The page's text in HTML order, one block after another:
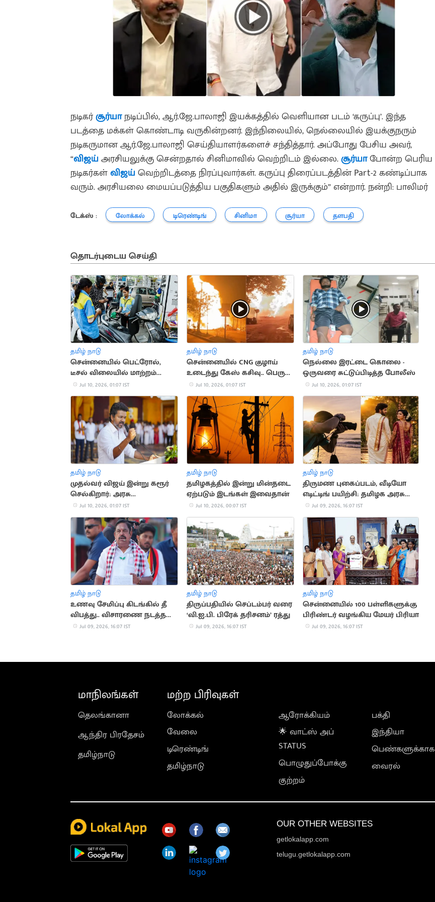
நடிகர்சூர்யாநடிப்பில், ஆர்.ஜே.பாலாஜி இயக்கத்தில் வெளியான படம் ‘கருப்பு’. இந்த
படத்தை மக்கள் கொண்டாடி வருகின்றனர். இந்நிலையில், நெல்லையில் இயக்குநரும்
நடிகருமான ஆர்.ஜே.பாலாஜி செய்தியாளர்களைச் சந்தித்தார். அப்போது பேசிய அவர்,
“விஜய்அரசியலுக்கு சென்றதால் சினிமாவில் வெற்றிடம் இல்லை.சூர்யாபோன்ற பெரிய
நடிகர்கள்விஜய்வெற்றிடத்தை நிரப்புவார்கள். கருப்பு திரைப்படத்தின் Part-2 கண்டிப்பாக
வரும். அரசியலை மையப்படுத்திய பகுதிகளும் அதில் இருக்கும்” என்றார். நன்றி: பாலிமர்
டேக்ஸ் : லோக்கல் டிரெண்டிங் சினிமா சூர்யா தளபதி
தொடர்புடைய செய்தி
தமிழ் நாடு
சென்னையில் பெட்ரோல்,
டீசல் விலையில் மாற்றம்
இல்லை
Jul 10, 2026, 01:07 IST
தமிழ் நாடு
சென்னையில் CNG குழாய்
உடைந்து கேஸ் கசிவு.. பெரும்
தீ விபத்து
Jul 10, 2026, 01:07 IST
தமிழ் நாடு
நெல்லை இரட்டை கொலை -
ஒருவரை சுட்டுப்பிடித்த போலீஸ்
Jul 10, 2026, 01:07 IST
தமிழ் நாடு
முதல்வர் விஜய் இன்று கரூர்
செல்கிறார்: அரசு
நிகழ்ச்சிகளில் பங்கேற்பு
Jul 10, 2026, 01:07 IST
தமிழ் நாடு
தமிழகத்தில் இன்று மின்தடை
ஏற்படும் இடங்கள் இவைதான்
Jul 10, 2026, 00:07 IST
தமிழ் நாடு
திருமண புகைப்படம், வீடியோ
எடிட்டிங் பயிற்சி: தமிழக அரசு
அறிவிப்பு
Jul 09, 2026, 16:07 IST
தமிழ் நாடு
உணவு சேமிப்பு கிடங்கில் தீ
விபத்து.. விசாரணை நடத்த
இபிஎஸ் வலியுறுத்தல்
Jul 09, 2026, 16:07 IST
தமிழ் நாடு
திருப்பதியில் செப்டம்பர் வரை
‘வி.ஐ.பி. பிரேக் தரிசனம்’ ரத்து
Jul 09, 2026, 16:07 IST
தமிழ் நாடு
சென்னையில் 100 பள்ளிகளுக்கு
பிரிண்டர் வழங்கிய மேயர் பிரியா
Jul 09, 2026, 16:07 IST
மாநிலங்கள்
தெலங்கானா
ஆந்திர பிரதேசம்
தமிழ்நாடு
மற்ற பிரிவுகள்
லோக்கல்
வேலை
டிரெண்டிங்
தமிழ்நாடு
ஆரோக்கியம்
🌟 வாட்ஸ் அப்
STATUS
பொழுதுப்போக்கு
குற்றம்
பக்தி
இந்தியா
பெண்களுக்காக
வைரல்
OUR OTHER WEBSITES
getlokalapp.com
telugu.getlokalapp.com